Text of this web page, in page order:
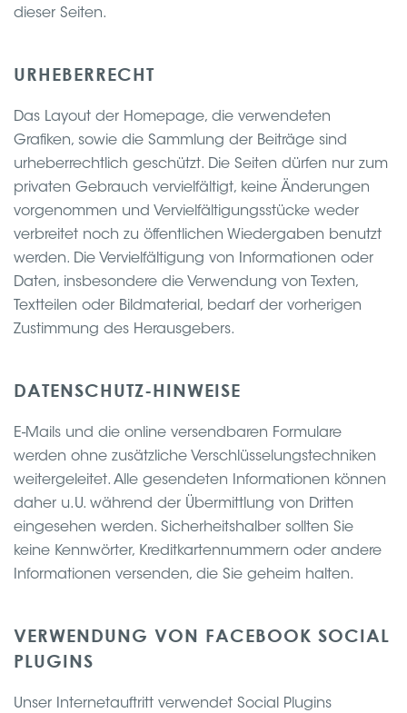
dieser Seiten.
URHEBERRECHT
Das Layout der Homepage, die verwendeten
Grafiken, sowie die Sammlung der Beiträge sind
urheberrechtlich geschützt. Die Seiten dürfen nur zum
privaten Gebrauch vervielfältigt, keine Änderungen
vorgenommen und Vervielfältigungsstücke weder
verbreitet noch zu öffentlichen Wiedergaben benutzt
werden. Die Vervielfältigung von Informationen oder
Daten, insbesondere die Verwendung von Texten,
Textteilen oder Bildmaterial, bedarf der vorherigen
Zustimmung des Herausgebers.
DATENSCHUTZ-HINWEISE
E-Mails und die online versendbaren Formulare
werden ohne zusätzliche Verschlüsselungstechniken
weitergeleitet. Alle gesendeten Informationen können
daher u.U. während der Übermittlung von Dritten
eingesehen werden. Sicherheitshalber sollten Sie
keine Kennwörter, Kreditkartennummern oder andere
Informationen versenden, die Sie geheim halten.
VERWENDUNG VON FACEBOOK SOCIAL
PLUGINS
Unser Internetauftritt verwendet Social Plugins